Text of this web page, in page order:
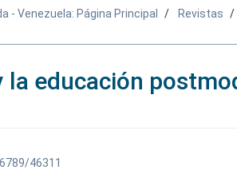
- Venezuela: Página Principal Revistas
la educación
46311